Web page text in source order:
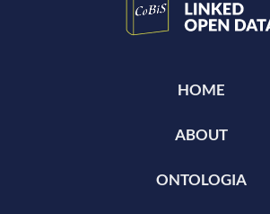
HOME
ABOUT
ONTOLOGIA